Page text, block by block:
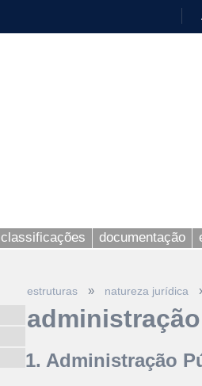
classificações documentação
estruturas » natureza jurídica
1. Administração